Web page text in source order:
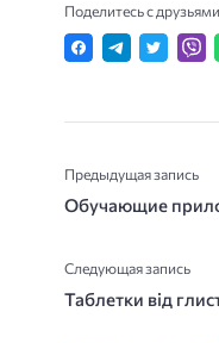
Поделитесь с друзьями
Предыдущая запись
Обучающие
Следующая запись
Таблетки від